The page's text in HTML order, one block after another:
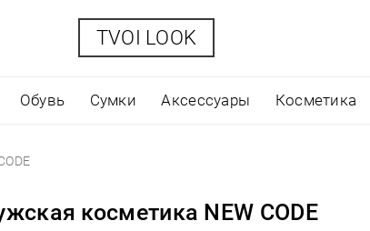
Обувь Сумки Аксессуары Косметика
TVOI LOOK
косметика NEW CODE